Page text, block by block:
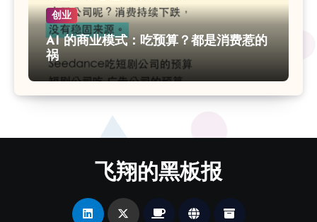
创业
AI 的商业模式：吃预算？都是消费惹的
祸
飞翔的黑板报